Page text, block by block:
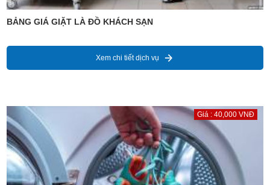
BẢNG GIÁ GIẶT LÀ ĐỒ KHÁCH SẠN
Xem chi tiết dịch vụ
Giá : 40,000 VNĐ